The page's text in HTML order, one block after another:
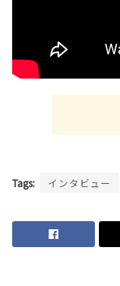
Tags: インタビュー